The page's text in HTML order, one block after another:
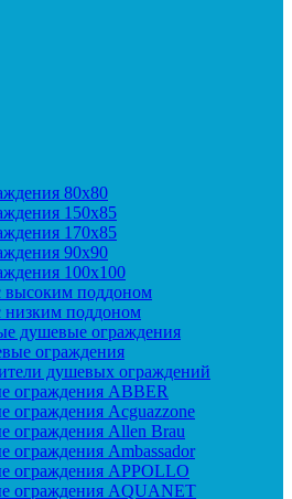
80x80
150x85
170x85
90x90
100x100
высоким поддоном
низким поддоном
душевые ограждения
ограждения
душевых ограждений
ограждения ABBER
ограждения Acguazzone
ограждения Allen Brau
ограждения Ambassador
ограждения APPOLLO
ограждения AQUANET